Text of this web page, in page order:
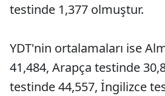
testinde 1,377 olmuştur.
YDT'nin ortalamaları ise
41,484, Arapça testinde
testinde 44,557, İngilizce